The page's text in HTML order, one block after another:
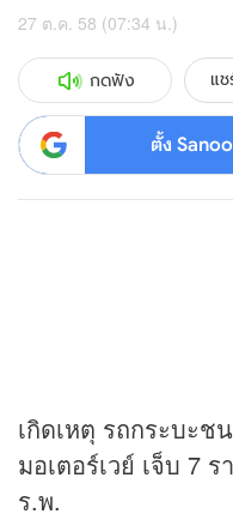
27 ต.ค. 58 (07:34 น.)
กดฟัง แช
ตั้ง
เกิดเหตุ รถกระบะ
มอเตอร์เวย์ เจ็บ 7
ร.พ.